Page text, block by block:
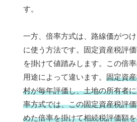
す。
一方、倍率方式は、路線価がつ
に使う方法です。固定資産税評
を掛けて値踏みします。この倍
用途によって違います。 固定資
村が毎年評価し、土地の所有者
率方式では、この固定資産税評
めた倍率を掛けて相続税評価額